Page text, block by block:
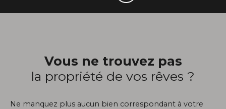
Vous ne trouvez pas
la propriété de vos rêves ?
Ne manquez plus aucun bien correspondant à votre